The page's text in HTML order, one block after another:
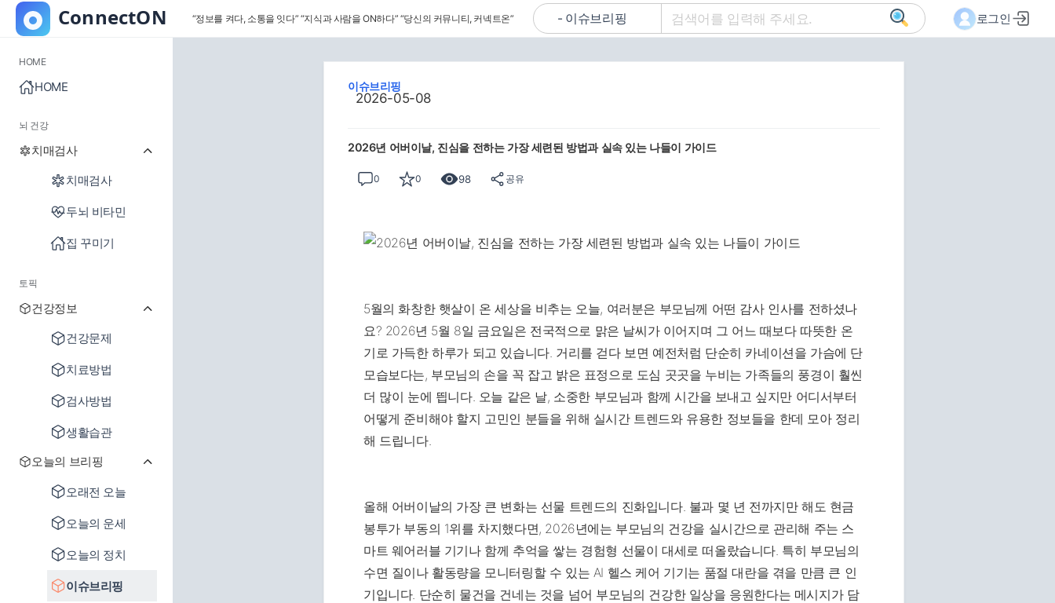
“정보를 켜다, 소통을 잇다” “지식과 사람을 ON하다” “당신의 커뮤니티, 커넥트온” 로그인
HOME
HOME
뇌 건강
치매검사
치매검사
두뇌 비타민
집 꾸미기
토픽
건강정보
건강문제
치료방법
검사방법
생활습관
오늘의 브리핑
오래전 오늘
오늘의 운세
오늘의 정치
이슈브리핑
이슈브리핑
2026-05-08
2026년 어버이날, 진심을 전하는 가장 세련된 방법과 실속 있는 나들이 가이드
0 0 98 공유
5월의 화창한 햇살이 온 세상을 비추는 오늘, 여러분은 부모님께 어떤 감사 인사를 전하셨나
요? 2026년 5월 8일 금요일은 전국적으로 맑은 날씨가 이어지며 그 어느 때보다 따뜻한 온
기로 가득한 하루가 되고 있습니다. 거리를 걷다 보면 예전처럼 단순히 카네이션을 가슴에 단
모습보다는, 부모님의 손을 꼭 잡고 밝은 표정으로 도심 곳곳을 누비는 가족들의 풍경이 훨씬
더 많이 눈에 띕니다. 오늘 같은 날, 소중한 부모님과 함께 시간을 보내고 싶지만 어디서부터
어떻게 준비해야 할지 고민인 분들을 위해 실시간 트렌드와 유용한 정보들을 한데 모아 정리
해 드립니다.
올해 어버이날의 가장 큰 변화는 선물 트렌드의 진화입니다. 불과 몇 년 전까지만 해도 현금
봉투가 부동의 1위를 차지했다면, 2026년에는 부모님의 건강을 실시간으로 관리해 주는 스
마트 웨어러블 기기나 함께 추억을 쌓는 경험형 선물이 대세로 떠올랐습니다. 특히 부모님의
수면 질이나 활동량을 모니터링할 수 있는 AI 헬스 케어 기기는 품절 대란을 겪을 만큼 큰 인
기입니다. 단순히 물건을 건네는 것을 넘어 부모님의 건강한 일상을 응원한다는 메시지가 담